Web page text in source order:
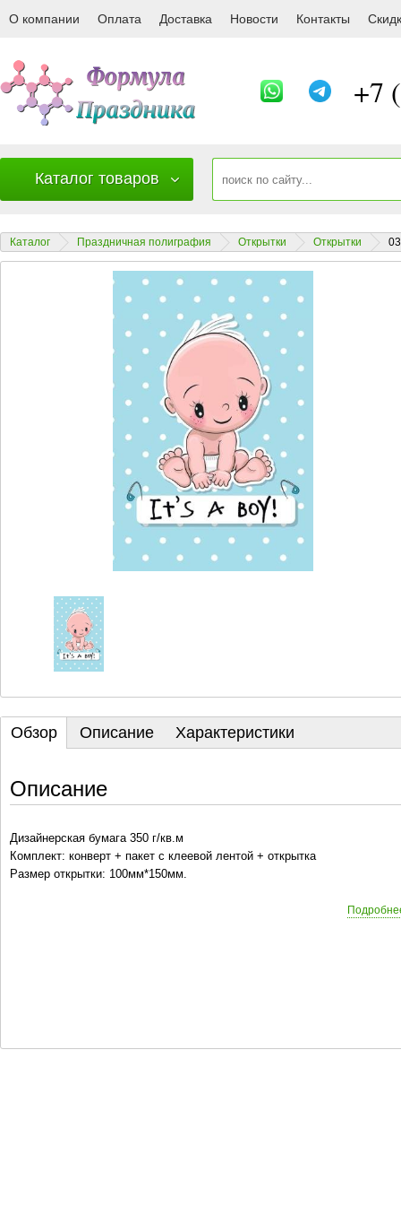
034 Открытка "It's a boy!"
О компании Оплата Доставка Новости Контакты
+7
Каталог товаров
Каталог Праздничная полиграфия Открытки Открытки
Обзор Описание Характеристики
Описание
Дизайнерская бумага 350 г/кв.м
Комплект: конверт + пакет с клеевой лентой + открытка
Размер открытки: 100мм*150мм.